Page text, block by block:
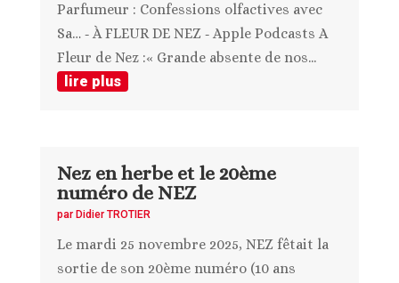
Parfumeur : Confessions olfactives avec
Sa… ‑ À FLEUR DE NEZ ‑ Apple Podcasts A
Fleur de Nez :« Grande absente de nos...
lire plus
Nez en herbe et le 20ème
numéro de NEZ
par Didier TROTIER
Le mardi 25 novembre 2025, NEZ fêtait la
sortie de son 20ème numéro (10 ans